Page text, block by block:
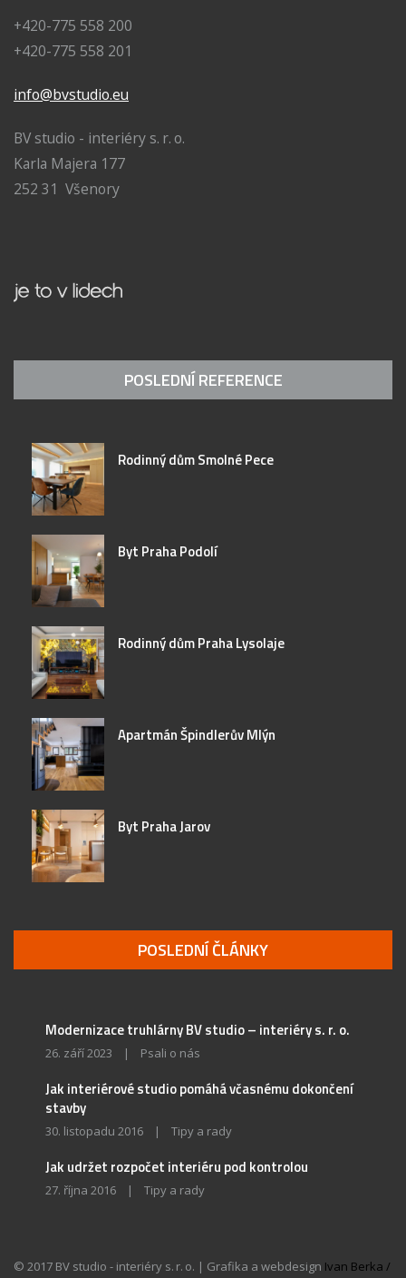
+420-775 558 200
+420-775 558 201
info@bvstudio.eu
BV studio - interiéry s. r. o.
Karla Majera 177
252 31 Všenory
POSLEDNÍ REFERENCE
Rodinný dům Smolné Pece
Byt Praha Podolí
Rodinný dům Praha Lysolaje
Apartmán Špindlerův Mlýn
Byt Praha Jarov
POSLEDNÍ ČLÁNKY
Modernizace truhlárny BV studio – interiéry s. r. o.
26. září 2023 | Psali o nás
Jak interiérové studio pomáhá včasnému dokončení
stavby
30. listopadu 2016 | Tipy a rady
Jak udržet rozpočet interiéru pod kontrolou
27. října 2016 | Tipy a rady
© 2017 BV studio - interiéry s. r. o. | Grafika a webdesign Ivan Berka /